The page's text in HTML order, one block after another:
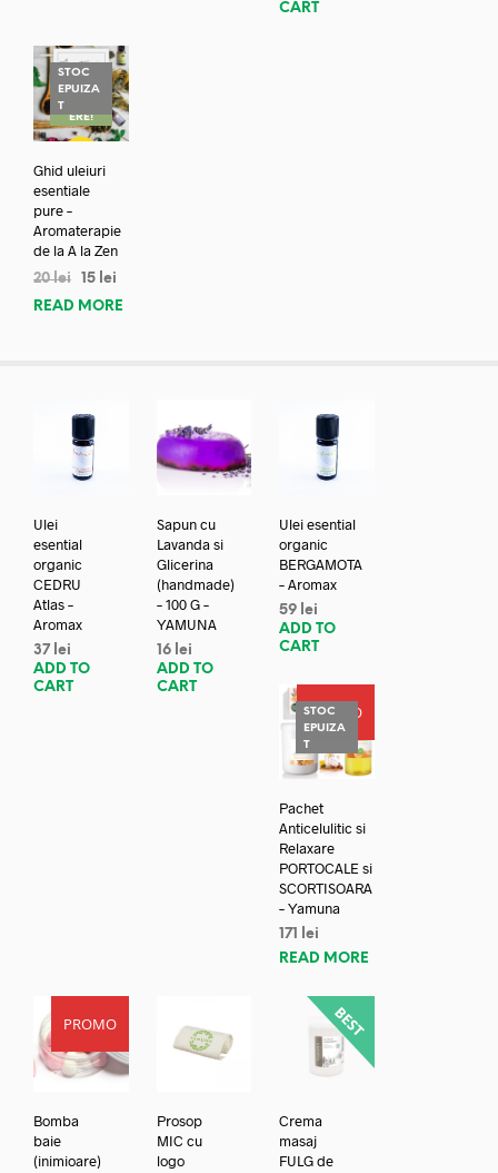
CART
STOC
EPUIZA
TREDUC
ERE!
Ghid uleiuri
esentiale
pure –
Aromaterapie
de la A la Zen
20lei 15 lei
READ MORE
Ulei
esential
organic
CEDRU
Atlas –
Aromax
37 lei
ADD TO
CART
Sapun cu
Lavanda si
Glicerina
(handmade)
– 100 G –
YAMUNA
16 lei
ADD TO
CART
Ulei esential
organic
BERGAMOTA
– Aromax
59 lei
ADD TO
CART
PROMO
STOC
EPUIZA
T
Pachet
Anticelulitic si
Relaxare
PORTOCALE si
SCORTISOARA
– Yamuna
171
lei
READ MORE
PROMO
Bomba
baie
(inimioare)
Prosop
MIC cu
logo
Crema
masaj
FULG de